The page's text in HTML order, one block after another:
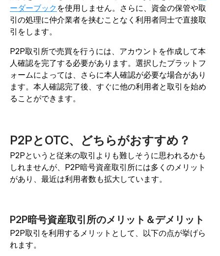
ーダーブック を使用しません。さらに、資金の保管や取
引の処理に仲介業者を挟むことなく利用者同士で直接取
引をします。
P2P取引所で売買を行うには、アカウントを作成して本
人確認を完了する必要があります。選択したプラットフ
ォームによっては、さらに本人確認が必要な場合があり
ます。本人確認完了後、すぐに他の利用者と取引を始め
ることができます。
P2PとOTC、どちらがおすすめ？
P2Pというと従来の取引よりも難しそうに思われるかも
しれませんが、P2P暗号資産取引所には多くのメリット
があり、最近は利用者数も拡大しています。
P2P暗号資産取引所のメリット＆デメリット
P2P取引を利用するメリットとして、以下の点が挙げら
れます。